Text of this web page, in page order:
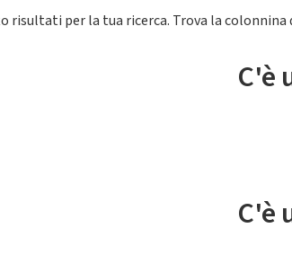
risultati per la tua ricerca. Trova la
C'è
C'è